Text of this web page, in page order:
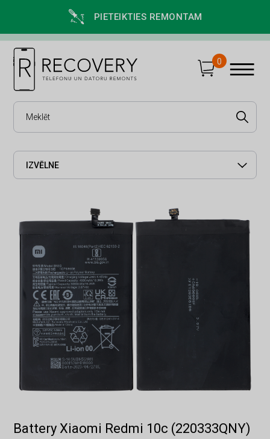
PIETEIKTIES REMONTAM
0
IZVĒLNE
Battery Xiaomi Redmi 10c (220333QNY)